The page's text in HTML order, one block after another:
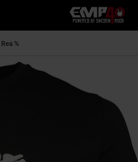
EMP
-
Musik,
Mode
Rea %